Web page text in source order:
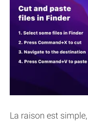
La raison est